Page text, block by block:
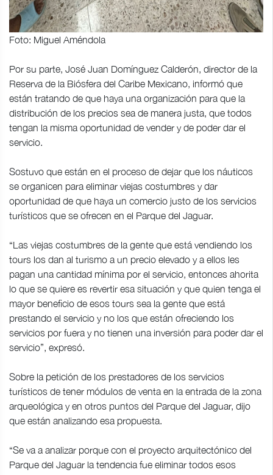
Foto: Miguel Améndola
Por su parte, José Juan Domínguez Calderón, director de la
Reserva de la Biósfera del Caribe Mexicano, informó que
están tratando de que haya una organización para que la
distribución de los precios sea de manera justa, que todos
tengan la misma oportunidad de vender y de poder dar el
servicio.
Sostuvo que están en el proceso de dejar que los náuticos
se organicen para eliminar viejas costumbres y dar
oportunidad de que haya un comercio justo de los servicios
turísticos que se ofrecen en el Parque del Jaguar.
“Las viejas costumbres de la gente que está vendiendo los
tours los dan al turismo a un precio elevado y a ellos les
pagan una cantidad mínima por el servicio, entonces ahorita
lo que se quiere es revertir esa situación y que quien tenga el
mayor beneficio de esos tours sea la gente que está
prestando el servicio y no los que están ofreciendo los
servicios por fuera y no tienen una inversión para poder dar el
servicio”, expresó.
Sobre la petición de los prestadores de los servicios
turísticos de tener módulos de venta en la entrada de la zona
arqueológica y en otros puntos del Parque del Jaguar, dijo
que están analizando esa propuesta.
“Se va a analizar porque con el proyecto arquitectónico del
Parque del Jaguar la tendencia fue eliminar todos esos